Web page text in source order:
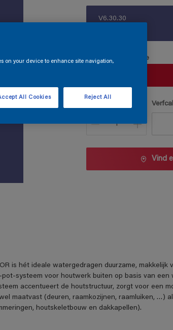
V6.30.30
Verpakkingsgrootte
Vind
is hét ideale watergedragen duurzame,
systeem voor houtwerk buiten op basis van een
accentueert de houtstructuur, zorgt voor een
maatvast (deuren, raamkozijnen, raamluiken, …)
houtskeletbouw en dakkapellen).
on your device to enhance site navigation,
Reject All
All Cookies